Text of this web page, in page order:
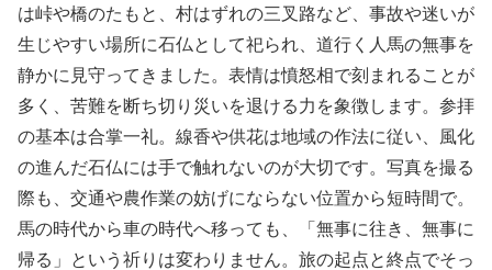
は峠や橋のたもと、村はずれの三叉路など、事故や迷いが
生じやすい場所に石仏として祀られ、道行く人馬の無事を
静かに見守ってきました。表情は憤怒相で刻まれることが
多く、苦難を断ち切り災いを退ける力を象徴します。参拝
の基本は合掌一礼。線香や供花は地域の作法に従い、風化
の進んだ石仏には手で触れないのが大切です。写真を撮る
際も、交通や農作業の妨げにならない位置から短時間で。
馬の時代から車の時代へ移っても、「無事に往き、無事に
帰る」という祈りは変わりません。旅の起点と終点でそっ